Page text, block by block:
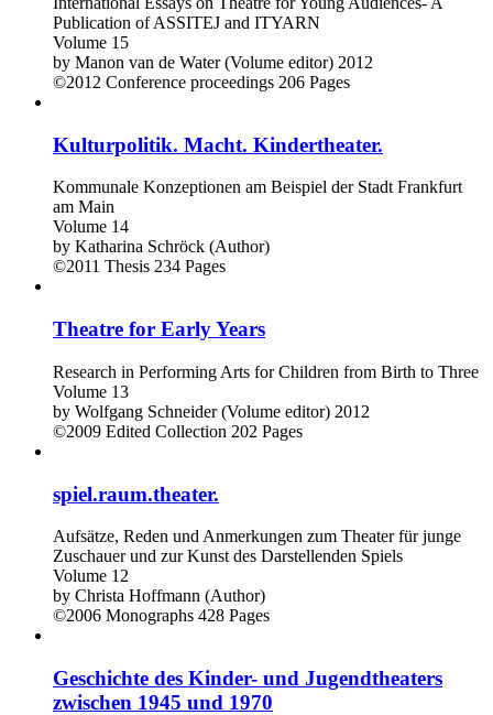
Publication of ASSITEJ and ITYARN
Volume 15
by Manon van de Water (Volume editor) 2012
©2012 Conference proceedings 206 Pages
Kulturpolitik. Macht. Kindertheater.
Kommunale Konzeptionen am Beispiel der Stadt Frankfurt
am Main
Volume 14
by Katharina Schröck (Author)
©2011 Thesis 234 Pages
Theatre for Early Years
Research in Performing Arts for Children from Birth to Three
Volume 13
by Wolfgang Schneider (Volume editor) 2012
©2009 Edited Collection 202 Pages
spiel.raum.theater.
Aufsätze, Reden und Anmerkungen zum Theater für junge
Zuschauer und zur Kunst des Darstellenden Spiels
Volume 12
by Christa Hoffmann (Author)
©2006 Monographs 428 Pages
Geschichte des Kinder- und Jugendtheaters
zwischen 1945 und 1970